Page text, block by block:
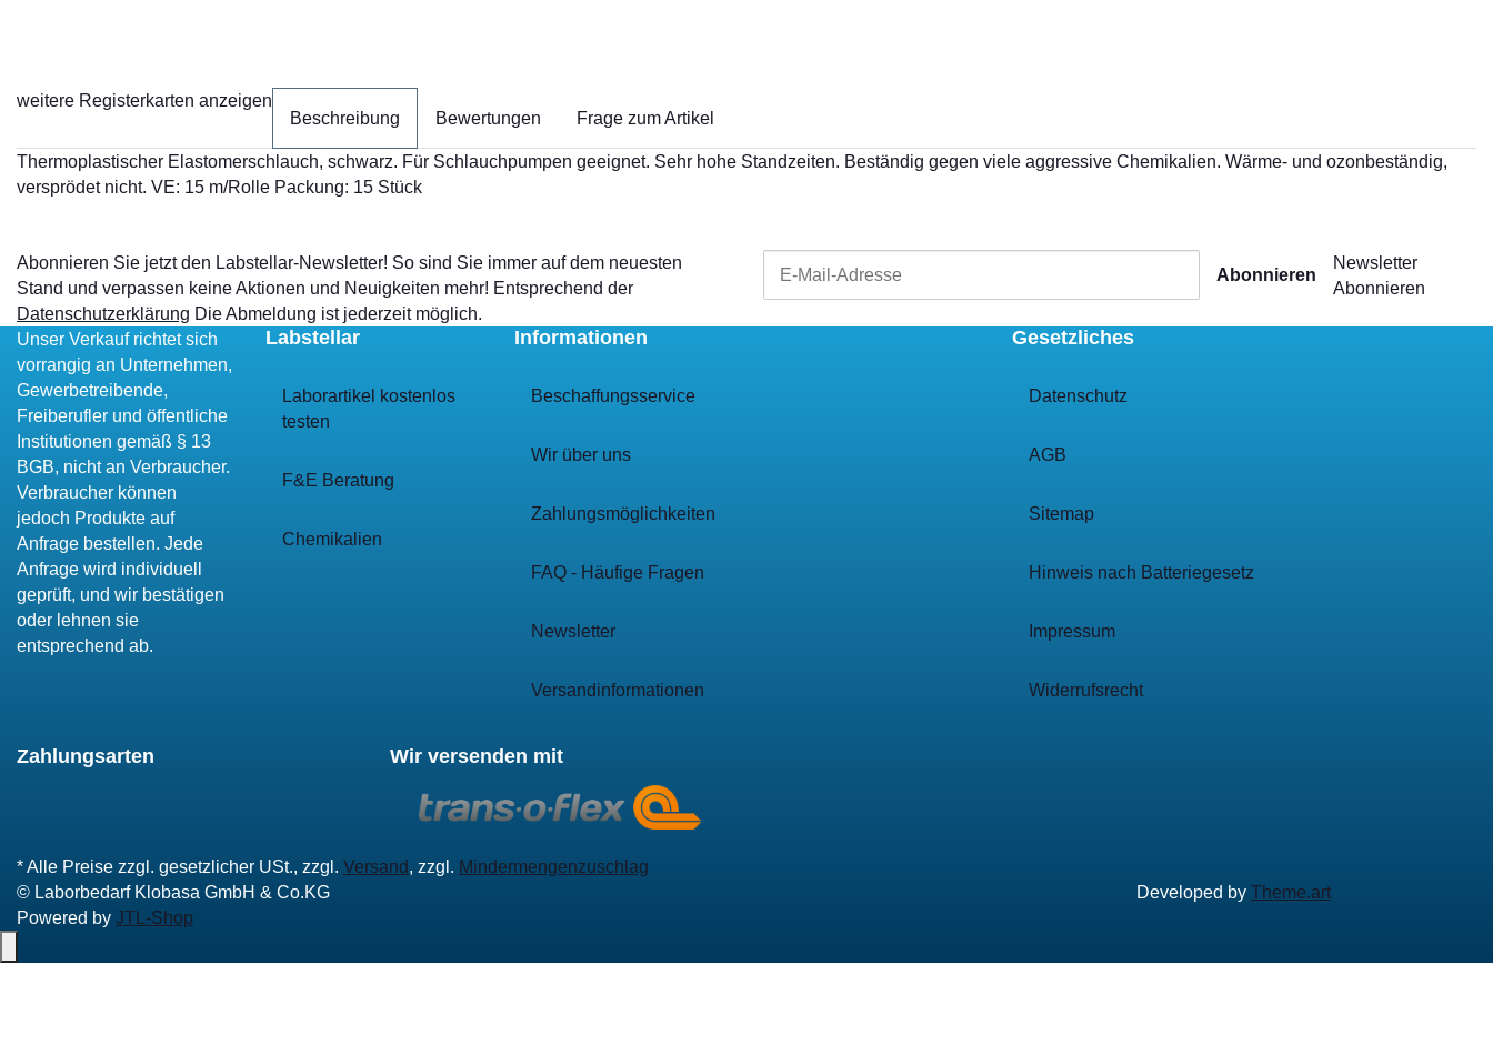
weitere Registerkarten anzeigen
Beschreibung
Bewertungen Frage zum Artikel
Thermoplastischer Elastomerschlauch, schwarz. Für Schlauchpumpen geeignet. Sehr hohe Standzeiten. Beständig gegen viele aggressive Chemikalien. Wärme- und ozonbeständig,
versprödet nicht. VE: 15 m/Rolle Packung: 15 Stück
Abonnieren Sie jetzt den Labstellar-Newsletter! So sind Sie immer auf dem neuesten
Stand und verpassen keine Aktionen und Neuigkeiten mehr! Entsprechend der
Datenschutzerklärung Die Abmeldung ist jederzeit möglich.
Abonnieren
Newsletter
Abonnieren
Unser Verkauf richtet sich
vorrangig an Unternehmen,
Gewerbetreibende,
Freiberufler und öffentliche
Institutionen gemäß § 13
BGB, nicht an Verbraucher.
Verbraucher können
jedoch Produkte auf
Anfrage bestellen. Jede
Anfrage wird individuell
geprüft, und wir bestätigen
oder lehnen sie
entsprechend ab.
Labstellar
Laborartikel kostenlos
testen
F&E Beratung
Chemikalien
Informationen
Beschaffungsservice
Wir über uns
Zahlungsmöglichkeiten
FAQ - Häufige Fragen
Newsletter
Versandinformationen
Gesetzliches
Datenschutz
AGB
Sitemap
Hinweis nach Batteriegesetz
Impressum
Widerrufsrecht
Zahlungsarten Wir versenden mit
* Alle Preise zzgl. gesetzlicher USt., zzgl. Versand, zzgl. Mindermengenzuschlag
© Laborbedarf Klobasa GmbH & Co.KG
Developed by Theme.art
Powered by JTL-Shop